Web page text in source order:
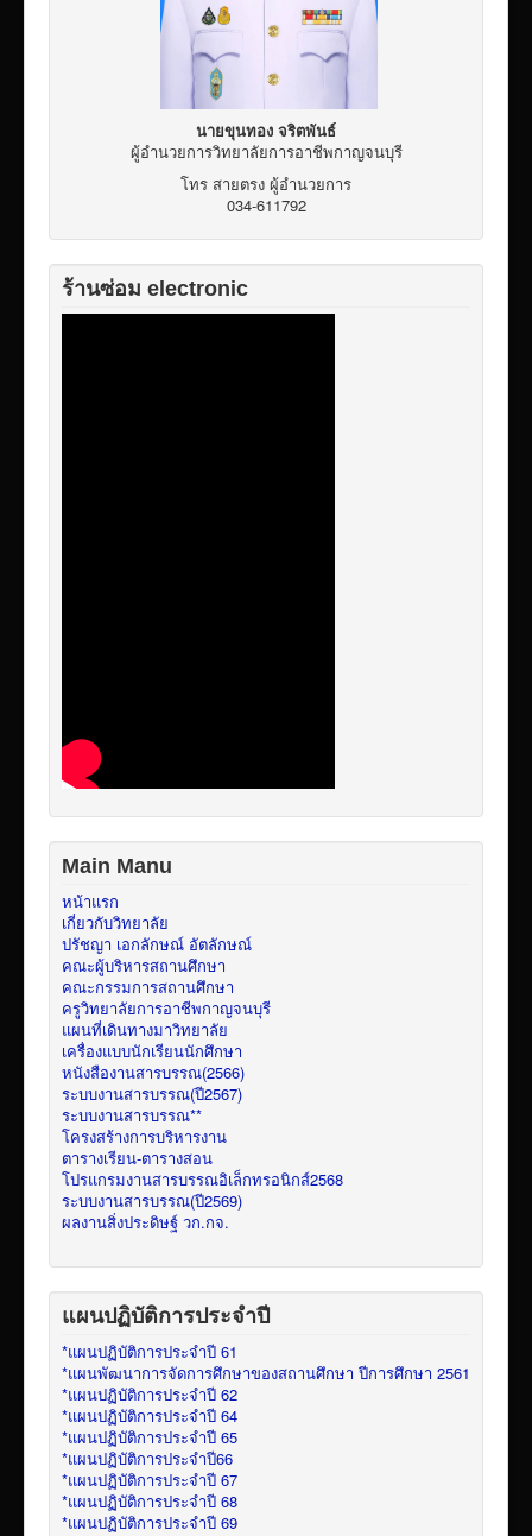
นายขุนทอง จริตพันธ์
ผู้อำนวยการวิทยาลัยการอาชีพกาญจนบุรี
โทร สายตรง ผู้อำนวยการ
034-611792
ร้านซ่อม electronic
Main Manu
หน้าแรก
เกี่ยวกับวิทยาลัย
ปรัชญา เอกลักษณ์ อัตลักษณ์
คณะผู้บริหารสถานศึกษา
คณะกรรมการสถานศึกษา
ครูวิทยาลัยการอาชีพกาญจนบุรี
แผนที่เดินทางมาวิทยาลัย
เครื่องแบบนักเรียนนักศึกษา
หนังสืองานสารบรรณ(2566)
ระบบงานสารบรรณ(ปี2567)
ระบบงานสารบรรณ**
โครงสร้างการบริหารงาน
ตารางเรียน-ตารางสอน
โปรแกรมงานสารบรรณอิเล็กทรอนิกส์2568
ระบบงานสารบรรณ(ปี2569)
ผลงานสิ่งประดิษฐ์ วก.กจ.
แผนปฏิบัติการประจำปี
*แผนปฏิบัติการประจำปี 61
*แผนพัฒนาการจัดการศึกษาของสถานศึกษา ปีการศึกษา 2561
*แผนปฏิบัติการประจำปี 62
*แผนปฏิบัติการประจำปี 64
*แผนปฏิบัติการประจำปี 65
*แผนปฏิบัติการประจำปี66
*แผนปฏิบัติการประจำปี 67
*แผนปฏิบัติการประจำปี 68
*แผนปฏิบัติการประจำปี 69